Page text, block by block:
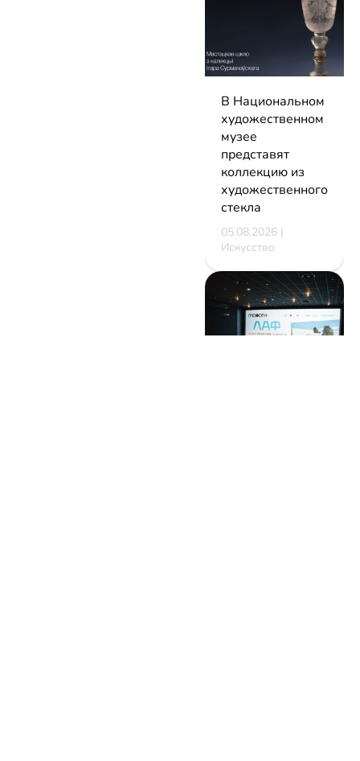
В Национальном
художественном
музее
представят
коллекцию из
художественного
стекла
05.08.2026 |
Искусство